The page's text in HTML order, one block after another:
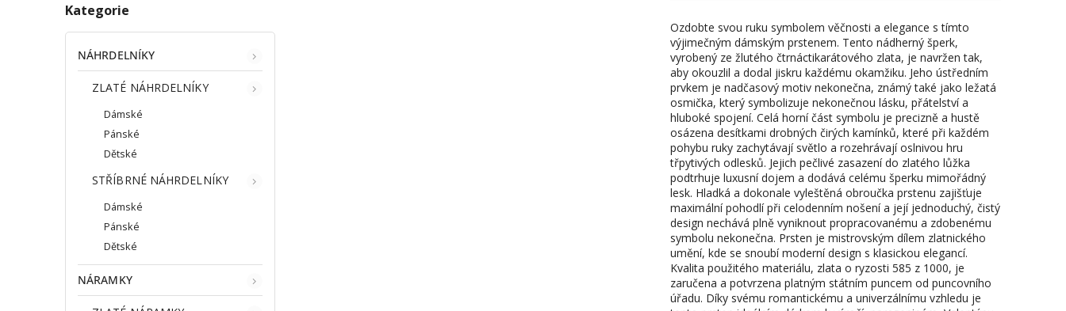
Kategorie
NÁHRDELNÍKY
ZLATÉ NÁHRDELNÍKY
Dámské
Pánské
Dětské
STŘÍBRNÉ NÁHRDELNÍKY
Dámské
Pánské
Dětské
NÁRAMKY
Ozdobte svou ruku symbolem věčnosti a elegance s tímto
výjimečným dámským prstenem. Tento nádherný šperk,
vyrobený ze žlutého čtrnáctikarátového zlata, je navržen tak,
aby okouzlil a dodal jiskru každému okamžiku. Jeho ústředním
prvkem je nadčasový motiv nekonečna, známý také jako ležatá
osmička, který symbolizuje nekonečnou lásku, přátelství a
hluboké spojení. Celá horní část symbolu je precizně a hustě
osázena desítkami drobných čirých kamínků, které při každém
pohybu ruky zachytávají světlo a rozehrávají oslnivou hru
třpytivých odlesků. Jejich pečlivé zasazení do zlatého lůžka
podtrhuje luxusní dojem a dodává celému šperku mimořádný
lesk. Hladká a dokonale vyleštěná obroučka prstenu zajišťuje
maximální pohodlí při celodenním nošení a její jednoduchý, čistý
design nechává plně vyniknout propracovanému a zdobenému
symbolu nekonečna. Prsten je mistrovským dílem zlatnického
umění, kde se snoubí moderní design s klasickou elegancí.
Kvalita použitého materiálu, zlata o ryzosti 585 z 1000, je
zaručena a potvrzena platným státním puncem od puncovního
úřadu. Díky svému romantickému a univerzálnímu vzhledu je